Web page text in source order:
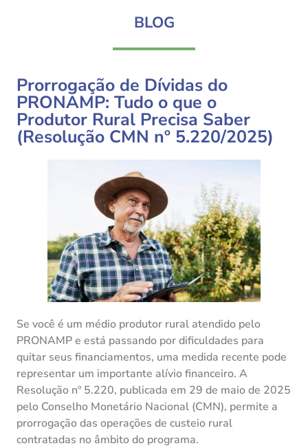
BLOG
Prorrogação de Dívidas do
PRONAMP: Tudo o que o
Produtor Rural Precisa Saber
(Resolução CMN nº 5.220/2025)
Se você é um médio produtor rural atendido pelo
PRONAMP e está passando por dificuldades para
quitar seus financiamentos, uma medida recente pode
representar um importante alívio financeiro. A
Resolução nº 5.220, publicada em 29 de maio de 2025
pelo Conselho Monetário Nacional (CMN), permite a
prorrogação das operações de custeio rural
contratadas no âmbito do programa.